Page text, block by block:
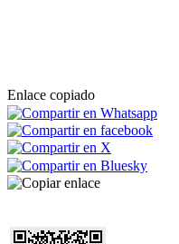
Enlace copiado